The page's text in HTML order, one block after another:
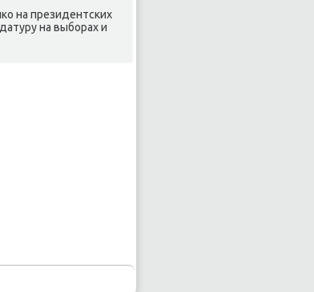
на президентсκих
на выбοрах и